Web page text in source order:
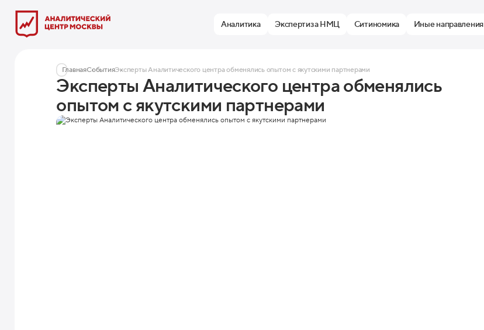
Аналитика Экспертиза НМЦ Ситиномика Иные направления
ГлавнаяСобытияЭксперты Аналитического центра обменялись опытом с якутскими партнерами
Эксперты Аналитического центра обменялись
опытом с якутскими партнерами